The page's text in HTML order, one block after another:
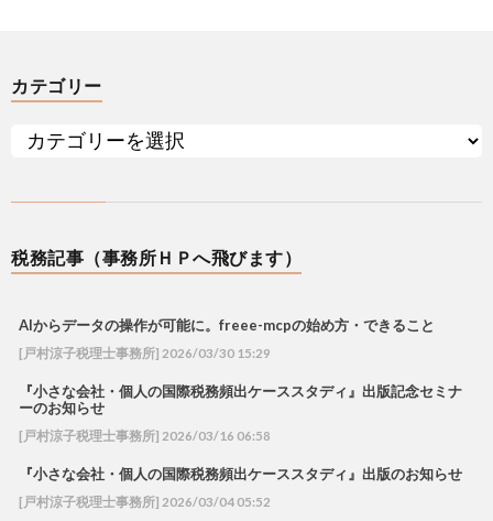
カテゴリー
税務記事（事務所ＨＰへ飛びます）
AIからデータの操作が可能に。freee-mcpの始め方・できること
[戸村涼子税理士事務所] 2026/03/30 15:29
『小さな会社・個人の国際税務頻出ケーススタディ』出版記念セミナ
ーのお知らせ
[戸村涼子税理士事務所] 2026/03/16 06:58
『小さな会社・個人の国際税務頻出ケーススタディ』出版のお知らせ
[戸村涼子税理士事務所] 2026/03/04 05:52